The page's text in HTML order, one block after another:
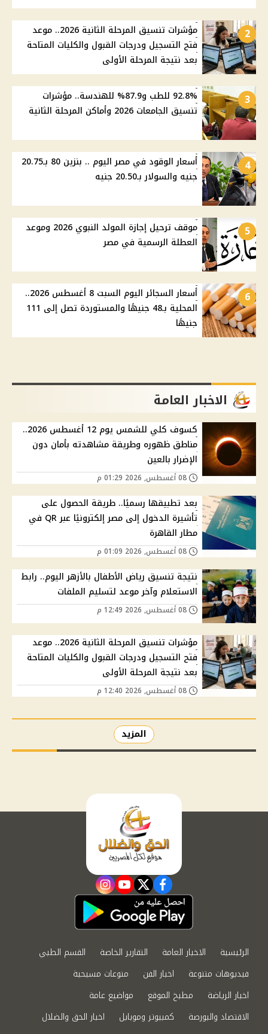
2
مؤشرات تنسيق المرحلة الثانية 2026.. موعد
فتح التسجيل ودرجات القبول والكليات المتاحة
بعد نتيجة المرحلة الأولى
3
92.8% للطب و87.9% للهندسة.. مؤشرات
تنسيق الجامعات 2026 وأماكن المرحلة الثانية
4
أسعار الوقود في مصر اليوم .. بنزين 80 بـ20.75
جنيه والسولار بـ20.50 جنيه
5
موقف ترحيل إجازة المولد النبوي 2026 وموعد
العطلة الرسمية في مصر
6
أسعار السجائر اليوم السبت 8 أغسطس 2026..
المحلية بـ48 جنيهًا والمستوردة تصل إلى 111
جنيهًا
الاخبار العامة
كسوف كلي للشمس يوم 12 أغسطس 2026..
مناطق ظهوره وطريقة مشاهدته بأمان دون
الإضرار بالعين
بعد تطبيقها رسميًا.. طريقة الحصول على
تأشيرة الدخول إلى مصر إلكترونيًا عبر QR في
مطار القاهرة
نتيجة تنسيق رياض الأطفال بالأزهر اليوم.. رابط
الاستعلام وآخر موعد لتسليم الملفات
مؤشرات تنسيق المرحلة الثانية 2026.. موعد
فتح التسجيل ودرجات القبول والكليات المتاحة
بعد نتيجة المرحلة الأولى
المزيد
facebook
twitter
youtube
instagram
الرئيسية الاخبار العامة التقارير الخاصة
القسم الطبي
فيديوهات متنوعة
اخبار الفن
منوعات مسيحية
اخبار الرياضة
مطبخ الموقع
مواضيع عامة
الاقتصاد والبورصة
كمبيوتر وموبايل
اخبار الحق والضلال